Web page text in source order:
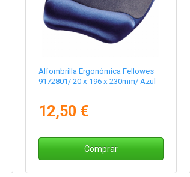
Alfombrilla Ergonómica Fellowes
9172801/ 20 x 196 x 230mm/ Azul
12,50 €
Comprar